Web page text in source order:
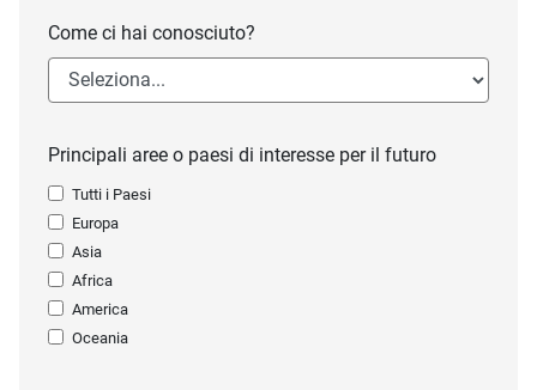
Come ci hai conosciuto?
Principali aree o paesi di interesse per il futuro
Tutti i Paesi
Europa
Asia
Africa
America
Oceania